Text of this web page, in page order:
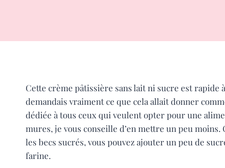
Cette crème pâtissière sans lait ni sucre est
demandais vraiment ce que cela allait donner
dédiée à tous ceux qui veulent opter pour une
mures, je vous conseille d’en mettre un peu
les becs sucrés, vous pouvez ajouter un peu de
farine.